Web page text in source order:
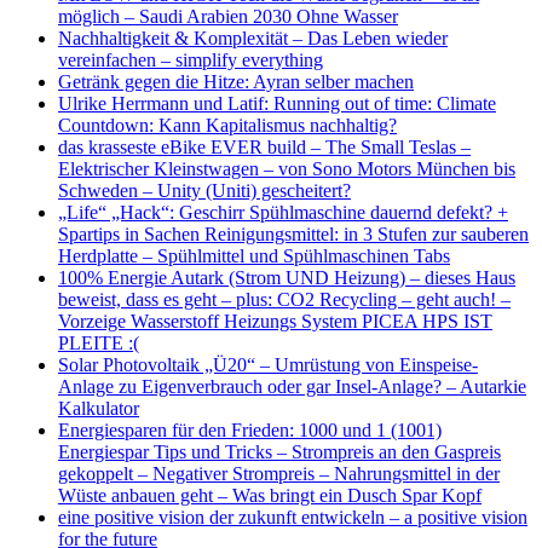
möglich – Saudi Arabien 2030 Ohne Wasser
Nachhaltigkeit & Komplexität – Das Leben wieder
vereinfachen – simplify everything
Getränk gegen die Hitze: Ayran selber machen
Ulrike Herrmann und Latif: Running out of time: Climate
Countdown: Kann Kapitalismus nachhaltig?
das krasseste eBike EVER build – The Small Teslas –
Elektrischer Kleinstwagen – von Sono Motors München bis
Schweden – Unity (Uniti) gescheitert?
„Life“ „Hack“: Geschirr Spühlmaschine dauernd defekt? +
Spartips in Sachen Reinigungsmittel: in 3 Stufen zur sauberen
Herdplatte – Spühlmittel und Spühlmaschinen Tabs
100% Energie Autark (Strom UND Heizung) – dieses Haus
beweist, dass es geht – plus: CO2 Recycling – geht auch! –
Vorzeige Wasserstoff Heizungs System PICEA HPS IST
PLEITE :(
Solar Photovoltaik „Ü20“ – Umrüstung von Einspeise-
Anlage zu Eigenverbrauch oder gar Insel-Anlage? – Autarkie
Kalkulator
Energiesparen für den Frieden: 1000 und 1 (1001)
Energiespar Tips und Tricks – Strompreis an den Gaspreis
gekoppelt – Negativer Strompreis – Nahrungsmittel in der
Wüste anbauen geht – Was bringt ein Dusch Spar Kopf
eine positive vision der zukunft entwickeln – a positive vision
for the future